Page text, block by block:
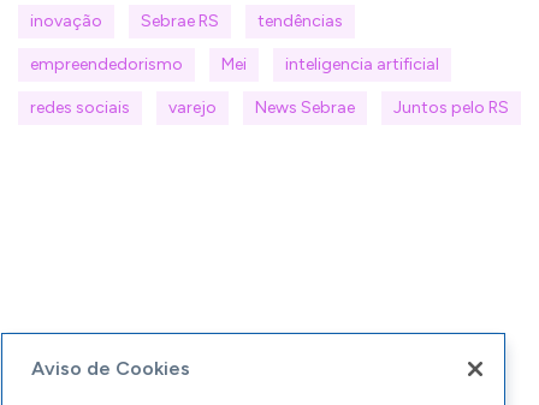
inovação Sebrae RS tendências
empreendedorismo Mei inteligencia artificial
redes sociais varejo News Sebrae Juntos pelo RS
Aviso de Cookies